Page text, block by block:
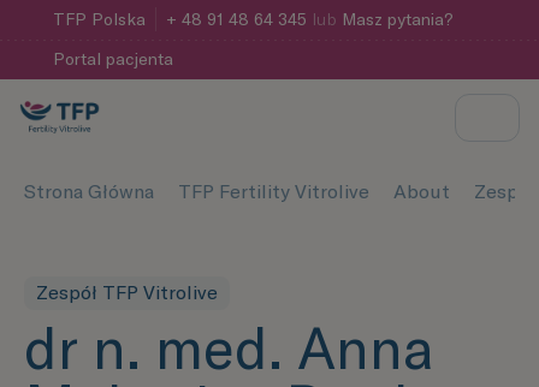
TFP Polska + 48 91 48 64 345 lub Masz pytania?
Portal pacjenta
Strona Główna TFP Fertility Vitrolive About
Zespół TFP Vitrolive
dr n. med. Anna